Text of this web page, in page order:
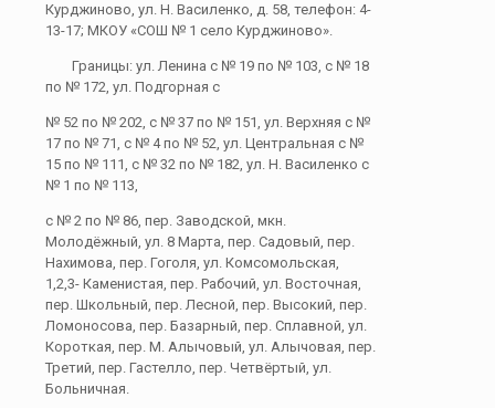
Курджиново, ул. Н. Василенко, д. 58, телефон: 4-
13-17; МКОУ «СОШ № 1 село Курджиново».
Границы: ул. Ленина с № 19 по № 103, с № 18
по № 172, ул. Подгорная с
№ 52 по № 202, с № 37 по № 151, ул. Верхняя с №
17 по № 71, с № 4 по № 52, ул. Центральная с №
15 по № 111, с № 32 по № 182, ул. Н. Василенко с
№ 1 по № 113,
с № 2 по № 86, пер. Заводской, мкн.
Молодёжный, ул. 8 Марта, пер. Садовый, пер.
Нахимова, пер. Гоголя, ул. Комсомольская,
1,2,3- Каменистая, пер. Рабочий, ул. Восточная,
пер. Школьный, пер. Лесной, пер. Высокий, пер.
Ломоносова, пер. Базарный, пер. Сплавной, ул.
Короткая, пер. М. Алычовый, ул. Алычовая, пер.
Третий, пер. Гастелло, пер. Четвёртый, ул.
Больничная.